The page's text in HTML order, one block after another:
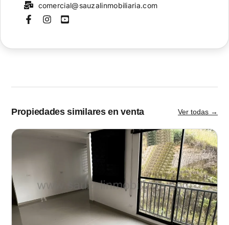
comercial@sauzalinmobiliaria.com
Propiedades similares en venta Ver todas →